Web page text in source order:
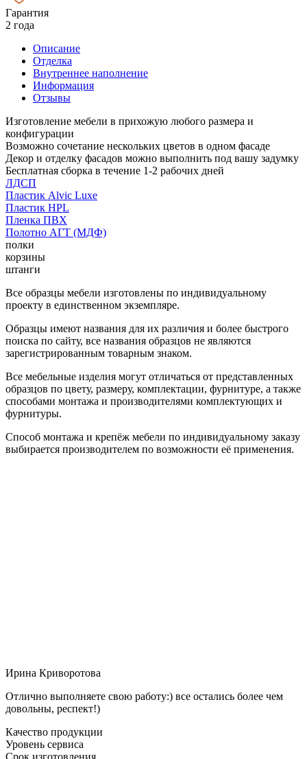
Гарантия
2 года
Описание
Отделка
Внутреннее наполнение
Информация
Отзывы
Изготовление мебели в прихожую любого размера и
конфигурации
Возможно сочетание нескольких цветов в одном фасаде
Декор и отделку фасадов можно выполнить под вашу задумку
Бесплатная сборка в течение 1-2 рабочих дней
ЛДСП
Пластик Alvic Luxe
Пластик HPL
Пленка ПВХ
Полотно АГТ (МДФ)
полки
корзины
штанги
Все образцы мебели изготовлены по индивидуальному
проекту в единственном экземпляре.
Образцы имеют названия для их различия и более быстрого
поиска по сайту, все названия образцов не являются
зарегистрированным товарным знаком.
Все мебельные изделия могут отличаться от представленных
образцов по цвету, размеру, комплектации, фурнитуре, а также
способами монтажа и производителями комплектующих и
фурнитуры.
Способ монтажа и крепёж мебели по индивидуальному заказу
выбирается производителем по возможности её применения.
Ирина Криворотова
Отлично выполняете свою работу:) все остались более чем
довольны, респект!)
Качество продукции
Уровень сервиса
Срок изготовления